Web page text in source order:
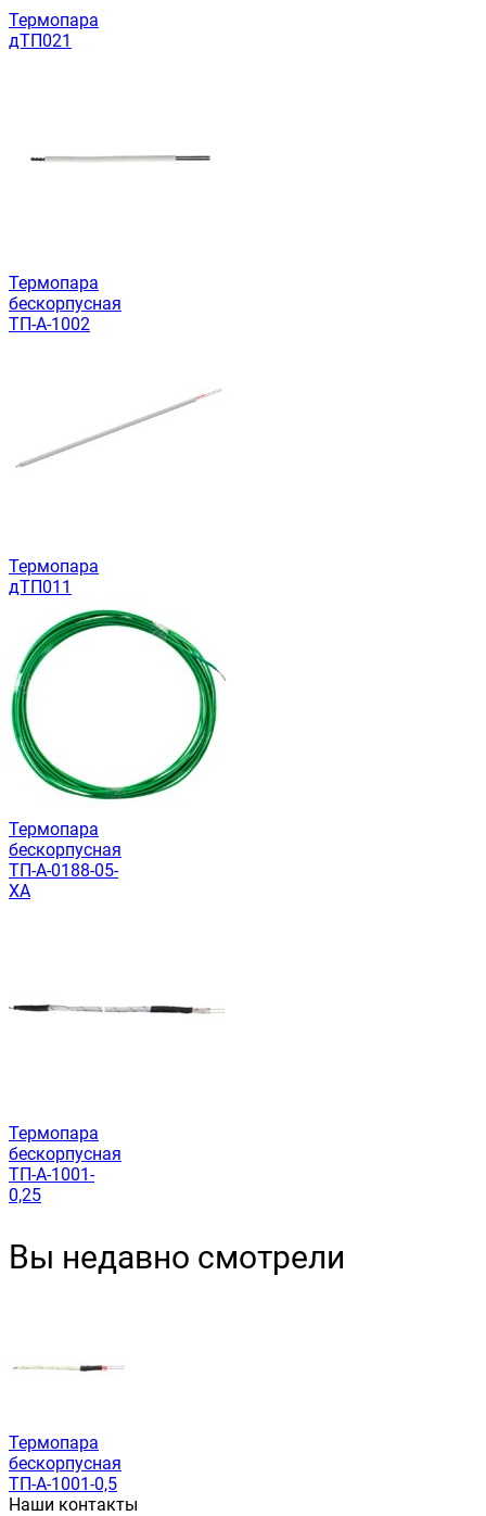
Термопара
дТП021
Термопара
бескорпусная
ТП-А-1002
Термопара
дТП011
Термопара
бескорпусная
ТП-А-0188-05-
ХА
Термопара
бескорпусная
ТП-А-1001-
0,25
Вы недавно смотрели
Термопара
бескорпусная
ТП-А-1001-0,5
Наши контакты